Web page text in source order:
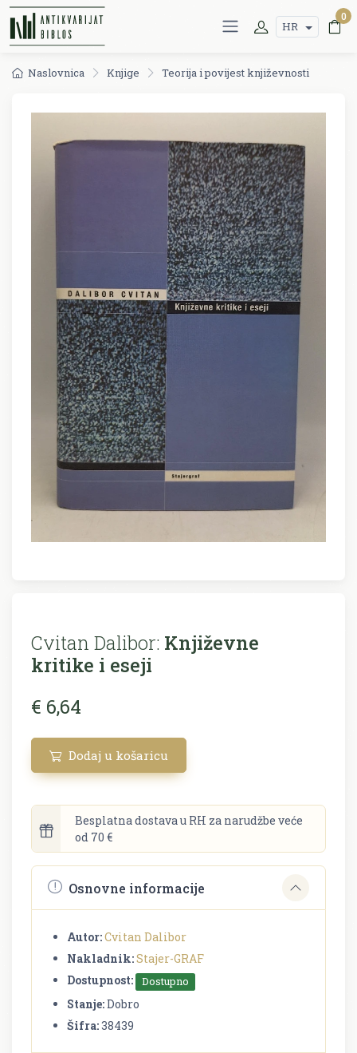
HR
0
Naslovnica Knjige Teorija i povijest književnosti
Cvitan Dalibor: Književne
kritike i eseji
€ 6,64
Dodaj u košaricu
Besplatna dostava u RH za narudžbe veće
od 70 €
Osnovne informacije
Autor:Cvitan Dalibor
Nakladnik:Stajer-GRAF
Dostupnost:
Dostupno
Stanje:Dobro
Šifra:38439